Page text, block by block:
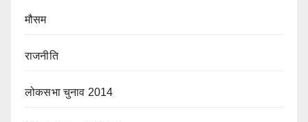
मौसम
राजनीति
लोकसभा चुनाव 2014